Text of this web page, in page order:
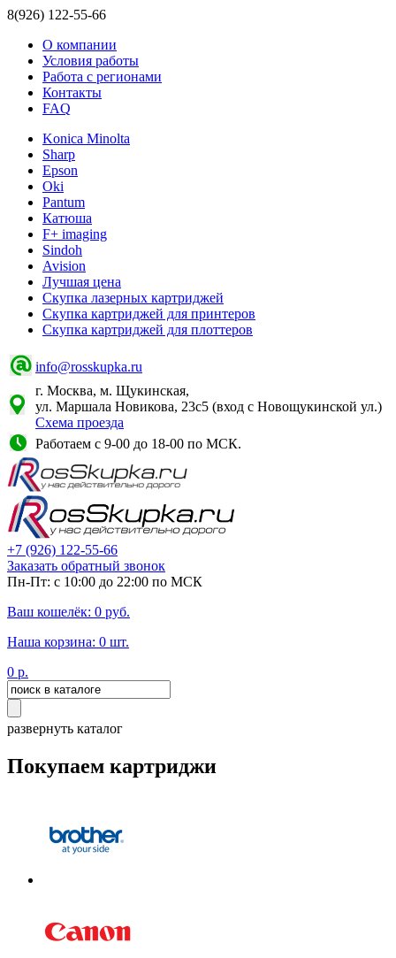
8(926) 122-55-66
О компании
Условия работы
Работа с регионами
Контакты
FAQ
Konica Minolta
Sharp
Epson
Oki
Pantum
Катюша
F+ imaging
Sindoh
Avision
Лучшая цена
Скупка лазерных картриджей
Скупка картриджей для принтеров
Скупка картриджей для плоттеров
info@rosskupka.ru
г. Москва, м. Щукинская,
ул. Маршала Новикова, 23с5 (вход с Новощукинской ул.)
Схема проезда
Работаем с 9-00 до 18-00 по МСК.
+7 (926) 122-55-66
Заказать обратный звонок
Пн-Пт: с 10:00 до 22:00 по МСК
Ваш кошелёк: 0 руб.
Наша корзина: 0 шт.
0 р.
развернуть каталог
Покупаем картриджи